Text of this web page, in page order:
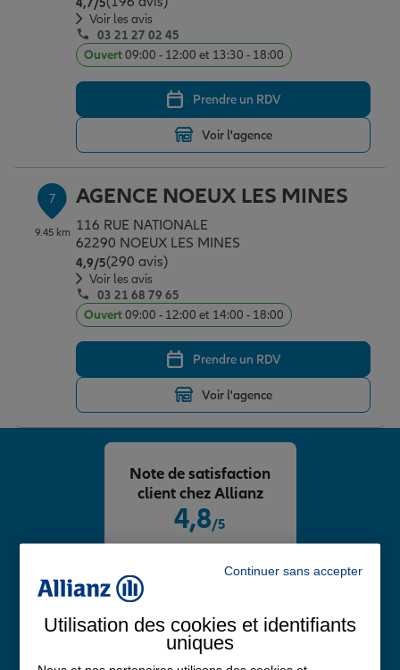
Voir les avis
03 21 27 02 45
Ouvert09:00 - 12:00 et 13:30 - 18:00
Prendre un RDV
Voir l'agence
7
9.45 km
AGENCE NOEUX LES MINES
116 RUE NATIONALE
62290 NOEUX LES MINES
4,9/5Note de 4.9 sur 5
(290 avis)
Voir les avis
03 21 68 79 65
Ouvert09:00 - 12:00 et 14:00 - 18:00
Prendre un RDV
Voir l'agence
4,8/5
Note de satisfaction
client chez Allianz
Continuer sans accepter
Utilisation des cookies et identifiants
uniques